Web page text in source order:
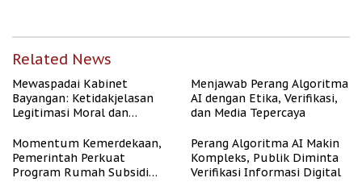
Related News
Mewaspadai Kabinet
Bayangan: Ketidakjelasan
Legitimasi Moral dan
Menjawab Perang Algoritma
AI dengan Etika, Verifikasi,
dan Media Tepercaya
Momentum Kemerdekaan,
Pemerintah Perkuat
Program Rumah Subsidi
Perang Algoritma AI Makin
Kompleks, Publik Diminta
Verifikasi Informasi Digital